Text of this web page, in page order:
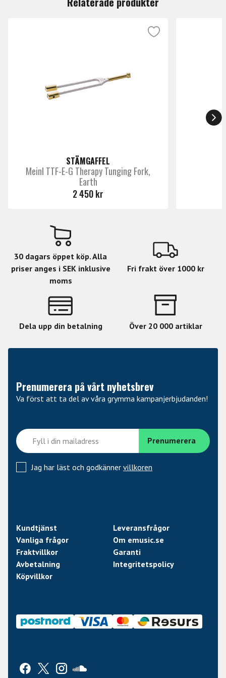
Det består av ett träblock/klanglåda med monterade
STÄMGAFFEL
Meinl TTF-E-G Therapy Tunging Fork,
Earth
2 450 kr
30 dagars öppet köp. Alla
priser anges i SEK inklusive
moms
Fri frakt över 1000 kr
Dela upp din betalning Över 20 000 artiklar
Prenumerera på vårt nyhetsbrev
Va först att ta del av våra grymma kampanjerbjudanden!
Jag har läst och godkänner villkoren
Kundtjänst
Leveransfrågor
Vanliga frågor
Om emusic.se
Fraktvillkor
Garanti
Avbetalning
Integritetspolicy
Köpvillkor